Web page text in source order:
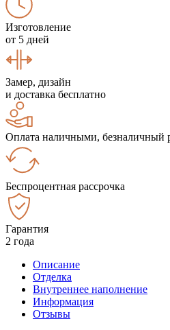
Изготовление
от 5 дней
Замер, дизайн
и доставка бесплатно
Оплата наличными, безналичный
Беспроцентная рассрочка
Гарантия
2 года
Описание
Отделка
Внутреннее наполнение
Информация
Отзывы